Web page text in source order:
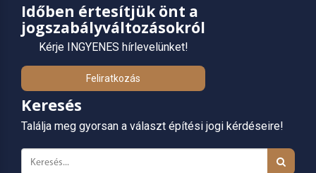
Időben értesítjük önt a
jogszabályváltozásokról
Kérje INGYENES hírlevelünket!
Feliratkozás
Keresés
Találja meg gyorsan a választ építési jogi kérdéseire!